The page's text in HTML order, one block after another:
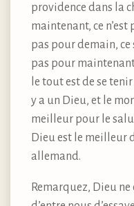
providence dans la
maintenant, ce n’est
pas pour demain, ce
pas pour
le tout est de se tenir
y a un Dieu, et le
meilleur pour le
Dieu est le meilleur
allemand.
Remarquez, Dieu